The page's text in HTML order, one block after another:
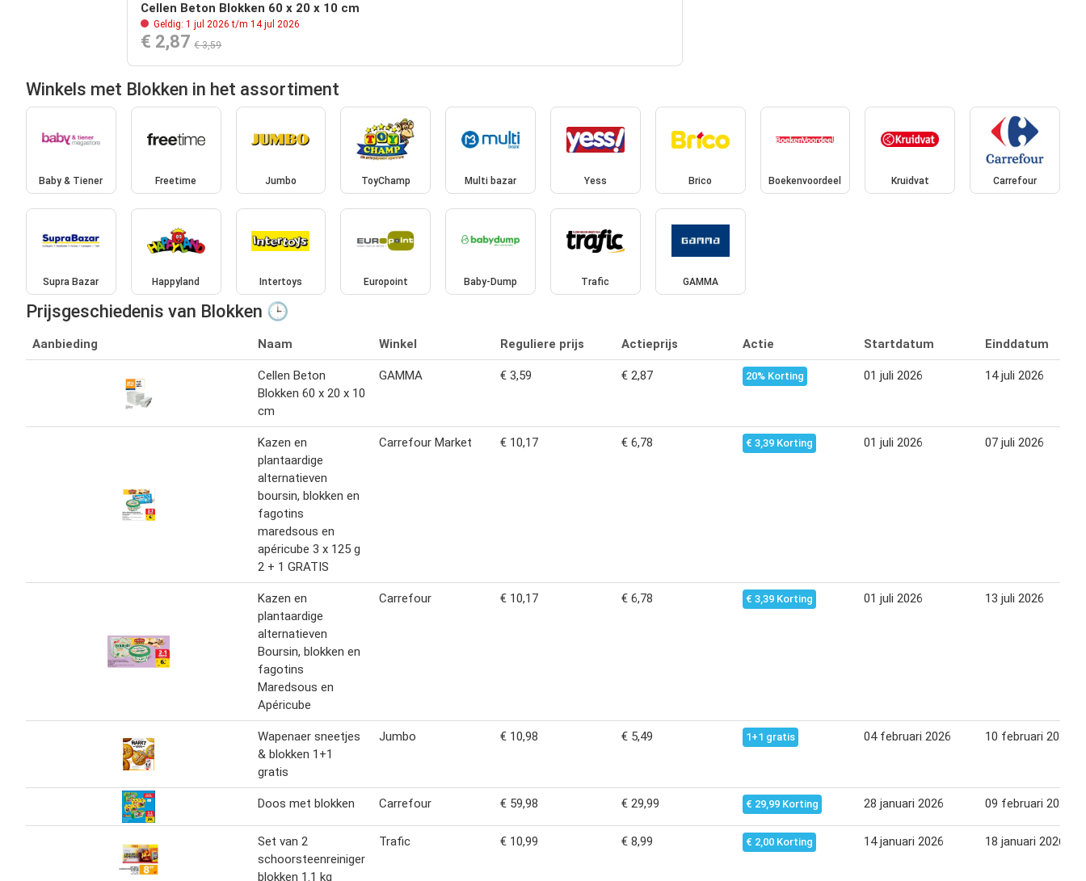
Cellen Beton Blokken 60 x 20 x 10 cm
Geldig: 1 jul 2026 t/m 14 jul 2026
€ 2,87 € 3,59
Winkels met Blokken in het assortiment
Baby & Tiener Freetime Jumbo ToyChamp Multi bazar Yess Brico Boekenvoordeel Kruidvat Carrefour
Supra Bazar Happyland Intertoys Europoint Baby-Dump Trafic GAMMA
Prijsgeschiedenis van Blokken 🕒
Aanbieding Naam Winkel Reguliere prijs Actieprijs Actie Startdatum Einddatum
Cellen Beton
Blokken 60 x 20 x 10
cm
GAMMA € 3,59 € 2,87 20% Korting 01 juli 2026 14 juli 2026
Kazen en
plantaardige
alternatieven
boursin, blokken en
fagotins
maredsous en
apéricube 3 x 125 g
2 + 1 GRATIS
Carrefour Market € 10,17 € 6,78 € 3,39 Korting 01 juli 2026 07 juli 2026
Kazen en
plantaardige
alternatieven
Boursin, blokken en
fagotins
Maredsous en
Apéricube
Carrefour € 10,17 € 6,78 € 3,39 Korting 01 juli 2026 13 juli 2026
Wapenaer sneetjes
& blokken 1+1
gratis
Jumbo € 10,98 € 5,49 1+1 gratis 04 februari 2026 10 februari 2026
Doos met blokken Carrefour € 59,98 € 29,99 € 29,99 Korting 28 januari 2026 09 februari 2026
Set van 2
schoorsteenreiniger
blokken 1.1 kg
Trafic € 10,99 € 8,99 € 2,00 Korting 14 januari 2026 18 januari 2026